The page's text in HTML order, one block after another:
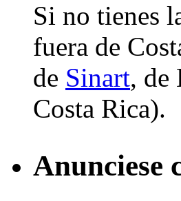
Si no tienes
fuera de
de Sinart, de
Costa Rica).
Anunciese